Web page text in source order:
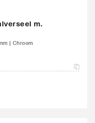
m.
| Chroom